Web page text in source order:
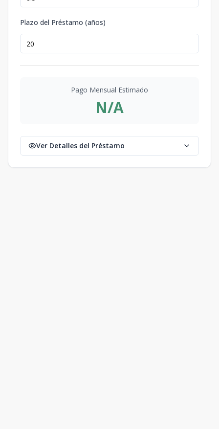
Plazo del Préstamo (años)
Pago Mensual Estimado
N/A
Ver Detalles del Préstamo